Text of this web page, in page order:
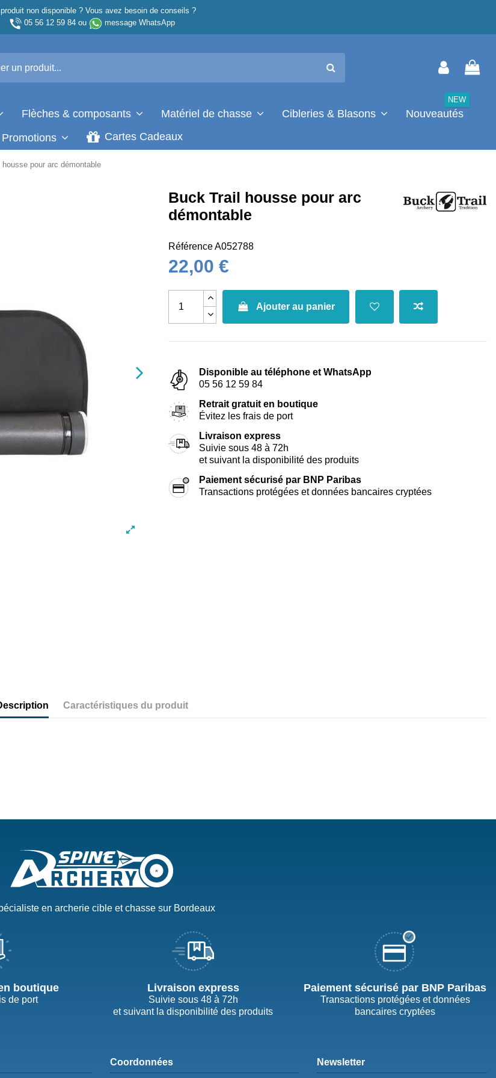
non disponible ? Vous avez besoin de conseils ?
05 56 12 59 84ou message WhatsApp
Flèches & composants Matériel de chasse Cibleries & Blasons Nouveautés
NEW
Promotions Cartes Cadeaux
pour arc démontable
Buck Trail housse pour arc
démontable
RéférenceA052788
22,00 €
Ajouter au panier
Disponible au téléphone et WhatsApp
05 56 12 59 84
Retrait gratuit en boutique
Évitez les frais de port
Livraison express
Suivie sous 48 à 72h
et suivant la disponibilité des produits
Paiement sécurisé par BNP Paribas
Transactions protégées et données bancaires cryptées
Caractéristiques du produit
en archerie cible et chasse sur Bordeaux
boutique
de port
Livraison express
Suivie sous 48 à 72h
et suivant la disponibilité des produits
Paiement sécurisé par BNP Paribas
Transactions protégées et données
bancaires cryptées
Coordonnées Newsletter